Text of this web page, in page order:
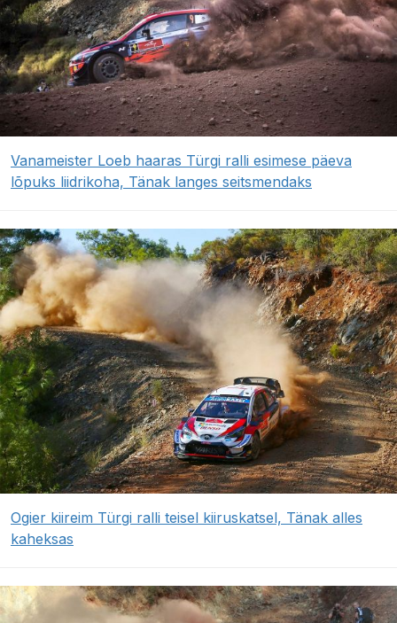
Vanameister Loeb haaras Türgi ralli esimese päeva
lõpuks liidrikoha, Tänak langes seitsmendaks
Ogier kiireim Türgi ralli teisel kiiruskatsel, Tänak alles
kaheksas